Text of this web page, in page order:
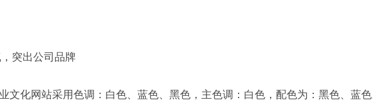
突出公司品牌
文化网站采用色调：白色、蓝色、黑色，主色调：白色，配色为：黑色、蓝色